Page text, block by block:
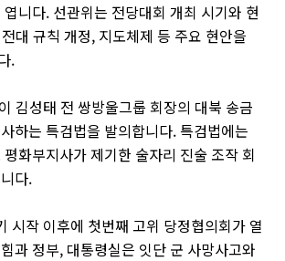
니다. 선관위는 전당대회 개최 시기와 현
대 규칙 개정, 지도체제 등 주요 현안을
.
김성태 전 쌍방울그룹 회장의 대북 송금
하는 특검법을 발의합니다. 특검법에는
화부지사가 제기한 술자리 진술 조작 회
다.
작 이후에 첫번째 고위 당정협의회가 열
과 정부, 대통령실은 잇단 군 사망사고와